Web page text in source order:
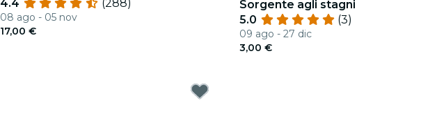
4.4
(288)
08 ago - 05 nov
17,00 €
Sorgente agli stagni
5.0
(3)
09 ago - 27 dic
3,00 €